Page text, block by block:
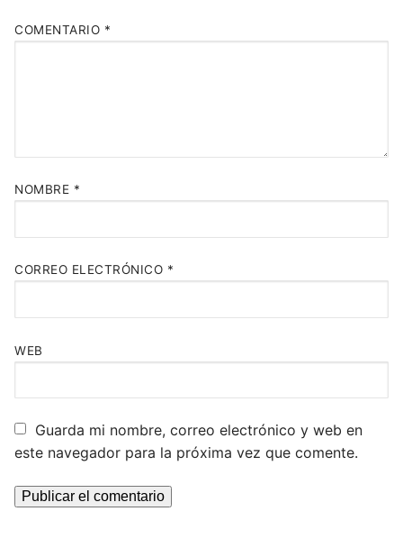
COMENTARIO *
NOMBRE *
CORREO ELECTRÓNICO *
WEB
Guarda mi nombre, correo electrónico y web en
este navegador para la próxima vez que comente.